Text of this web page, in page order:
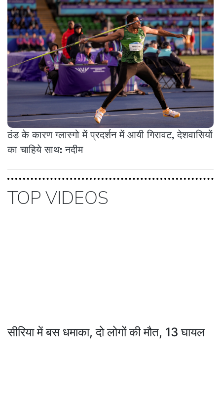
ठंड के कारण ग्लास्गो में प्रदर्शन में आयी गिरावट, देशवासियों
का चाहिये साथ: नदीम
TOP VIDEOS
सीरिया में बस धमाका, दो लोगों की मौत, 13 घायल